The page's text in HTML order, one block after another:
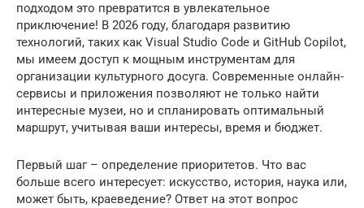
подходом это превратится в увлекательное
приключение! В 2026 году, благодаря развитию
технологий, таких как Visual Studio Code и GitHub Copilot,
мы имеем доступ к мощным инструментам для
организации культурного досуга. Современные онлайн-
сервисы и приложения позволяют не только найти
интересные музеи, но и спланировать оптимальный
маршрут, учитывая ваши интересы, время и бюджет.
Первый шаг – определение приоритетов. Что вас
больше всего интересует: искусство, история, наука или,
может быть, краеведение? Ответ на этот вопрос